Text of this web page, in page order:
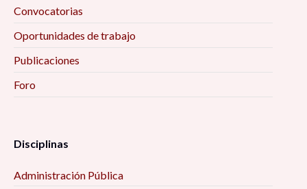
Convocatorias
Oportunidades de trabajo
Publicaciones
Foro
Disciplinas
Administración Pública